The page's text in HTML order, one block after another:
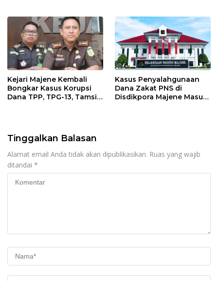
Kejari Majene Kembali
Bongkar Kasus Korupsi
Dana TPP, TPG-13, Tamsil-
Kasus Penyalahgunaan
Dana Zakat PNS di
Disdikpora Majene Masuk
Tinggalkan Balasan
Alamat email Anda tidak akan dipublikasikan. Ruas yang wajib
ditandai *